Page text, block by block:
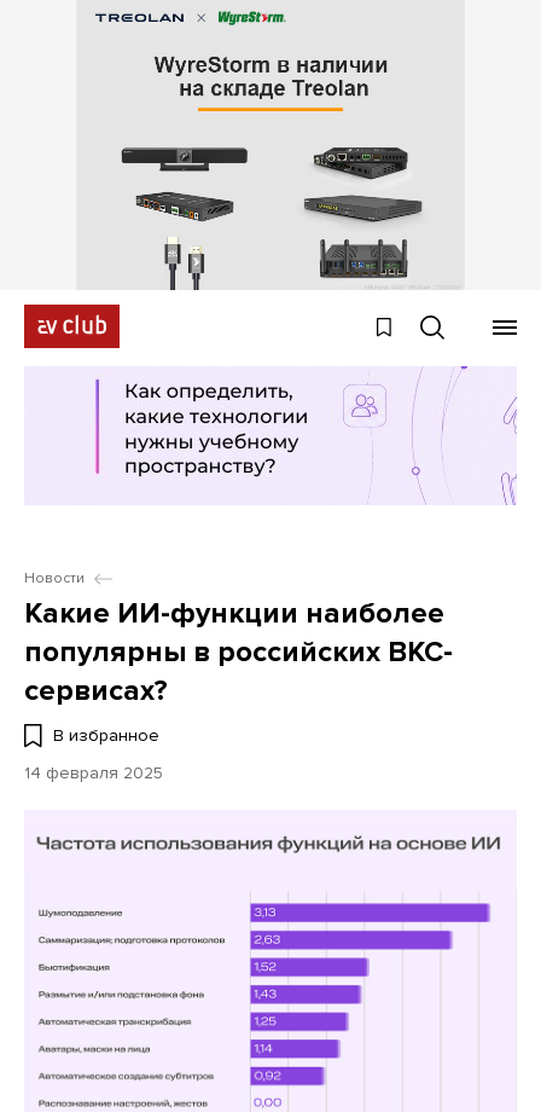
Новости
Какие ИИ-функции наиболее
популярны в российских ВКС-
сервисах?
В избранное
14 февраля 2025